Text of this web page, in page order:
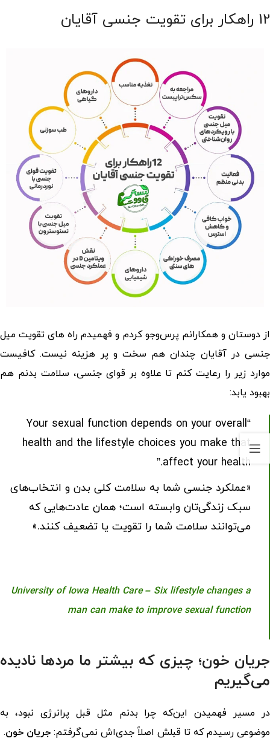
12 راهکار برای تقویت جنسی آقایان
از دوستان و همکارانم پرس‌وجو کردم و فهمیدم راه های تقویت میل
جنسی در آقایان چندان هم سخت و پر هزینه نیست. کافیست
موارد زیر را رعایت کنم تا علاوه بر قوای جنسی، سلامت بدنم هم
بهبود یابد:
“Your sexual function depends on your overall
health and the lifestyle choices you make that
affect your health.”
«عملکرد جنسی شما به سلامت کلی بدن و انتخاب‌های
سبک زندگی‌تان وابسته است؛ همان عادت‌هایی که
می‌توانند سلامت شما را تقویت یا تضعیف کنند.»
University of Iowa Health Care – Six lifestyle changes a
man can make to improve sexual function
جریان خون؛ چیزی که بیشتر ما مردها نادیده
می‌گیریم
در مسیر فهمیدن این‌که چرا بدنم مثل قبل پرانرژی نبود، به
موضوعی رسیدم که تا قبلش اصلاً جدی‌اش نمی‌گرفتم: جریان خون.